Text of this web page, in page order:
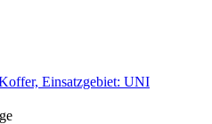
Einsatzgebiet: UNI